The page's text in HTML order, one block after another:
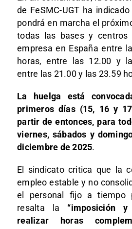
de FeSMC-UGT ha
pondrá en marcha el
todas las bases y
empresa en España entre
horas, entre las 12.00 y
entre las 21.00 y las 23.59
La huelga está
primeros días (15, 16 y
partir de entonces, para
viernes, sábados y
diciembre de 2025.
El sindicato critica que la
empleo estable y no
el personal fijo a tiempo
resalta la “imposición
realizar horas